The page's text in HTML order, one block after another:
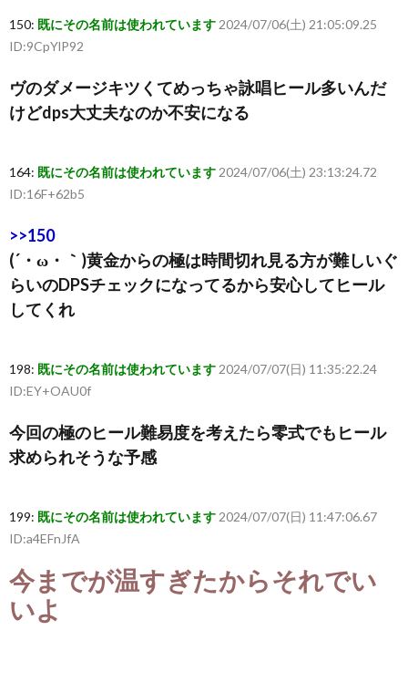
150: 既にその名前は使われています 2024/07/06(土) 21:05:09.25
ID:9CpYlP92
ヴのダメージキツくてめっちゃ詠唱ヒール多いんだ
けどdps大丈夫なのか不安になる
164: 既にその名前は使われています 2024/07/06(土) 23:13:24.72
ID:16F+62b5
>>150
(´・ω・｀)黄金からの極は時間切れ見る方が難しいぐ
らいのDPSチェックになってるから安心してヒール
してくれ
198: 既にその名前は使われています 2024/07/07(日) 11:35:22.24
ID:EY+OAU0f
今回の極のヒール難易度を考えたら零式でもヒール
求められそうな予感
199: 既にその名前は使われています 2024/07/07(日) 11:47:06.67
ID:a4EFnJfA
今までが温すぎたからそれでい
いよ